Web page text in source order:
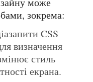
зокрема:
CSS
визначення
стиль
екрана.